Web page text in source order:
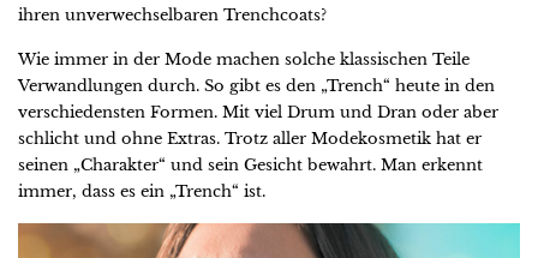
ihren unverwechselbaren Trenchcoats?
Wie immer in der Mode machen solche klassischen Teile
Verwandlungen durch. So gibt es den „Trench“ heute in den
verschiedensten Formen. Mit viel Drum und Dran oder aber
schlicht und ohne Extras. Trotz aller Modekosmetik hat er
seinen „Charakter“ und sein Gesicht bewahrt. Man erkennt
immer, dass es ein „Trench“ ist.